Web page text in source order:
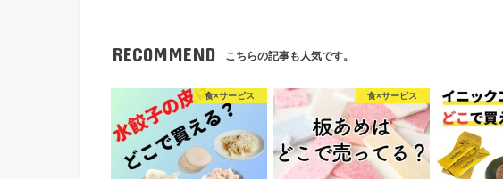
RECOMMEND こちらの記事も人気です。
食×サービス 食×サービス